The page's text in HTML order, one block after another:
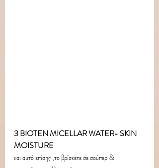
3 BIOTEN MICELLAR WATER- SKIN
MOISTURE
και αυτό επίσης ,το βρίσκετε σε σούπερ &